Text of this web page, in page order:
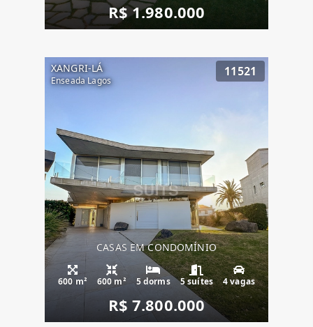
R$ 1.980.000
XANGRI-LÁ
Enseada Lagos
11521
CASAS EM CONDOMÍNIO
600 m² 600 m² 5 dorms 5 suítes 4 vagas
R$ 7.800.000